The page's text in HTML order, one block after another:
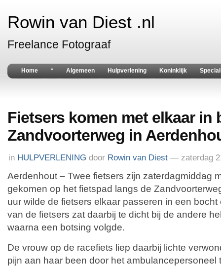
Rowin van Diest .nl
Freelance Fotograaf
Home * Algemeen Hulpverlening Koninklijk
Fietsers komen met elkaar in
Zandvoorterweg in
in HULPVERLENING door Rowin van Diest — zaterdag
Aerdenhout – Twee fietsers zijn zaterdagmiddag
gekomen op het fietspad langs de
uur wilde de fietsers elkaar passeren in een
van de fietsers zat daarbij te dicht bij de andere
waarna een botsing volgde.
De vrouw op de racefiets liep daarbij lichte
pijn aan haar been door het ambulancepersoneel